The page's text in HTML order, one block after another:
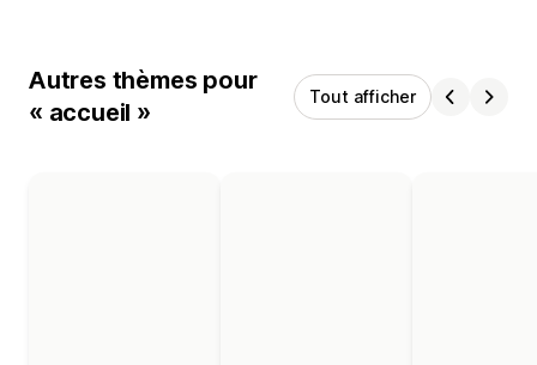
Autres thèmes pour
« accueil »
Tout afficher